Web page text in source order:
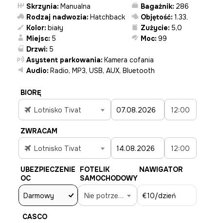
Skrzynia: Manualna
Rodzaj nadwozia: Hatchback
Kolor: biały
Miejsc: 5
Drzwi: 5
Bagażnik: 286
Objętość: 1.33,
Zużycie: 5,0
Moc: 99
Asystent parkowania: Kamera cofania
Audio: Radio, MP3, USB, AUX, Bluetooth
BIORĘ
Lotnisko Tivat
12:00
ZWRACAM
Lotnisko Tivat
12:00
UBEZPIECZENIE
OC
Darmowy
FOTELIK
SAMOCHODOWY
Nie potrzebne
NAWIGATOR
€10/dzień
CASCO